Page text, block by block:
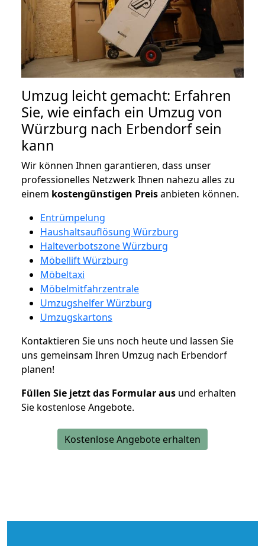
Umzug leicht gemacht: Erfahren
Sie, wie einfach ein Umzug von
Würzburg nach Erbendorf sein
kann
Wir können Ihnen garantieren, dass unser
professionelles Netzwerk Ihnen nahezu alles zu
einem kostengünstigen Preisanbieten können.
Entrümpelung
Haushaltsauflösung Würzburg
Halteverbotszone Würzburg
Möbellift Würzburg
Möbeltaxi
Möbelmitfahrzentrale
Umzugshelfer Würzburg
Umzugskartons
Kontaktieren Sie uns noch heute und lassen Sie
uns gemeinsam Ihren Umzug nach Erbendorf
planen!
Füllen Sie jetzt das Formular aus und erhalten
Sie kostenlose Angebote.
Kostenlose Angebote erhalten